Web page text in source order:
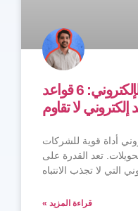
إتقان فن تحويل البريد الإلكتروني: 6 قواعد
إلكتروني لا تقاوم
أداة قوية للشركات
تعد القدرة على
التي لا تجذب الانتباه
قراءة المزيد »